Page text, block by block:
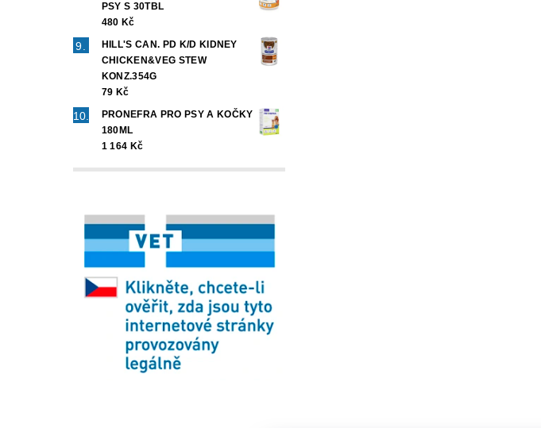
PSY S 30TBL
480 Kč
HILL'S CAN. PD K/D KIDNEY
CHICKEN&VEG STEW
KONZ.354G
79 Kč
PRONEFRA PRO PSY A KOČKY
180ML
1 164 Kč